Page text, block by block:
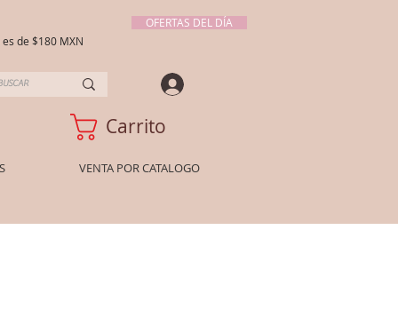
de $180 MXN
OFERTAS DEL DÍA
Carrito
VENTA POR CATALOGO